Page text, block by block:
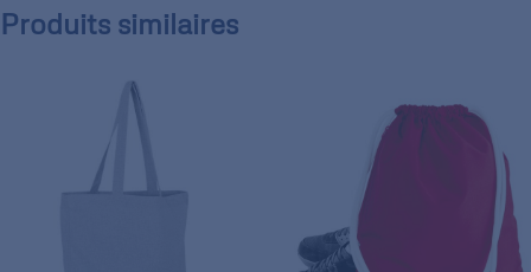
Produits similaires